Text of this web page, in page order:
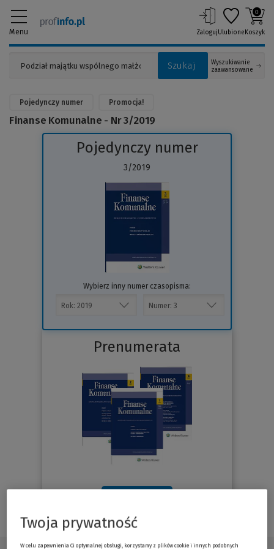
Menu
Szukaj
Wyszukiwanie
zaawansowane
ZalogujUlubione
0
Koszyk
Pojedynczy numer Promocja!
Finanse Komunalne - Nr 3/2019
Pojedynczy numer
3/2019
do
Wybierz inny numer czasopisma:
Prenumerata
Twoja prywatność
W celu zapewnienia Ci optymalnej obsługi, korzystamy z plików cookie i innych podobnych